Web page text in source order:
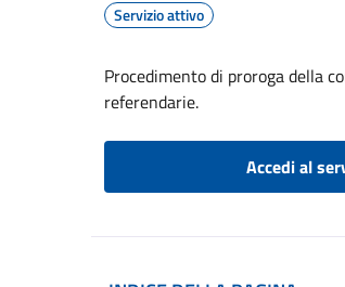
Servizio attivo
Procedimento di proroga della
referendarie.
Accedi al